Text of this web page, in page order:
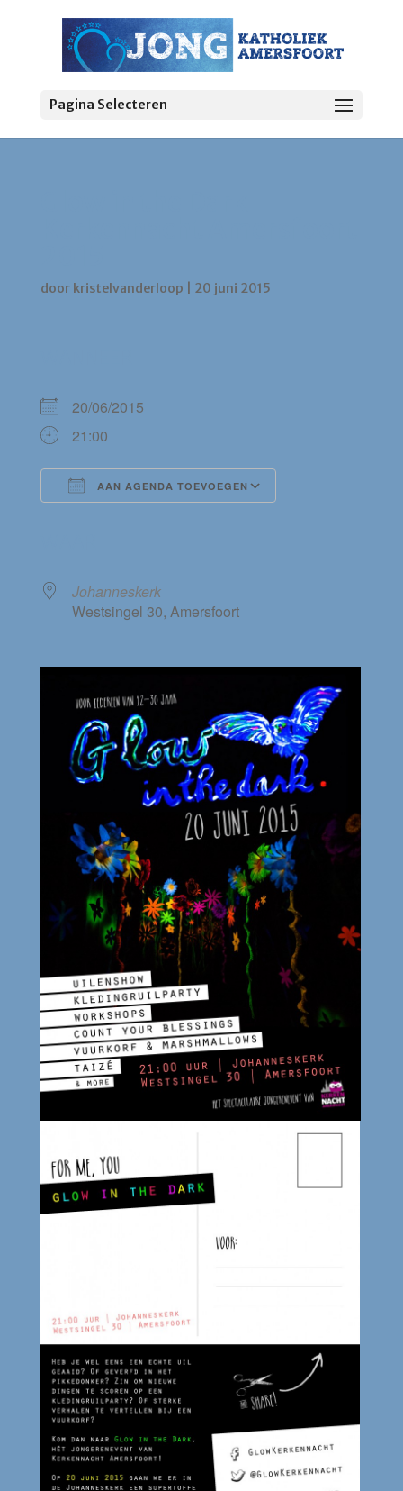
Pagina Selecteren
door kristelvanderloop 20 juni 2015
20/06/2015
21:00
AAN AGENDA TOEVOEGEN
Johanneskerk
Westsingel 30, Amersfoort